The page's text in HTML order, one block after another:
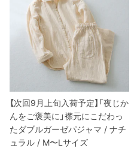
【次回9月上旬入荷予定】「夜じか
んをご褒美に」襟元にこだわっ
たダブルガーゼパジャマ / ナチ
ュラル / M〜Lサイズ